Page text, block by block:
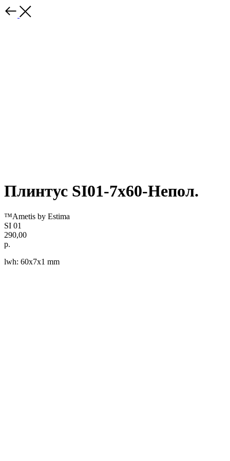
Плинтус SI01-7x60-Непол.
™Ametis by Estima
SI 01
290,00
р.
lwh: 60x7x1 mm